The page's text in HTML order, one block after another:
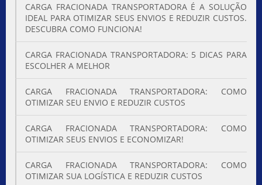
CARGA FRACIONADA TRANSPORTADORA É A SOLUÇÃO
IDEAL PARA OTIMIZAR SEUS ENVIOS E REDUZIR CUSTOS.
DESCUBRA COMO FUNCIONA!
CARGA FRACIONADA TRANSPORTADORA: 5 DICAS PARA
ESCOLHER A MELHOR
CARGA FRACIONADA TRANSPORTADORA: COMO
OTIMIZAR SEU ENVIO E REDUZIR CUSTOS
CARGA FRACIONADA TRANSPORTADORA: COMO
OTIMIZAR SEUS ENVIOS E ECONOMIZAR!
CARGA FRACIONADA TRANSPORTADORA: COMO
OTIMIZAR SUA LOGÍSTICA E REDUZIR CUSTOS